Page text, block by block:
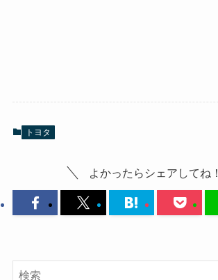
トヨタ
よかったらシェアしてね！